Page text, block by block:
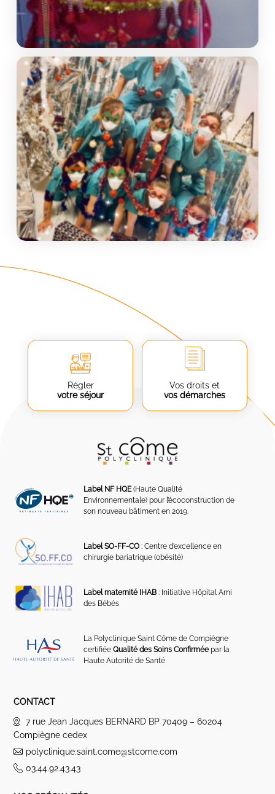
Régler
votre séjour
Vos droits et
vos démarches
Label NF HQE(Haute Qualité
Environnementale) pour l’écoconstruction de
son nouveau bâtiment en 2019.
Label SO-FF-CO : Centre d’excellence en
chirurgie bariatrique (obésité)
Label maternité IHAB : Initiative Hôpital Ami
des Bébés
La Polyclinique Saint Côme de Compiègne
certifiéeQualité des Soins Confirméepar la
Haute Autorité de Santé
CONTACT
7 rue Jean Jacques BERNARD BP 70409 – 60204
Compiègne cedex
polyclinique.saint.come@stcome.com
03.44.92.43.43